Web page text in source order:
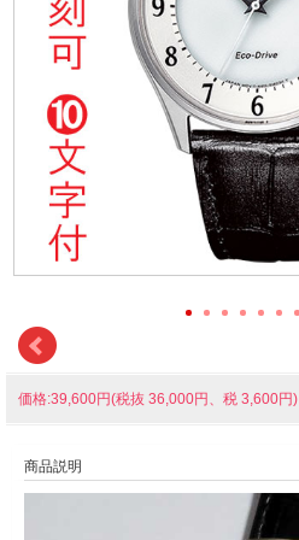
価格:39,600円(税抜 36,000円、税 3,600円)
商品説明